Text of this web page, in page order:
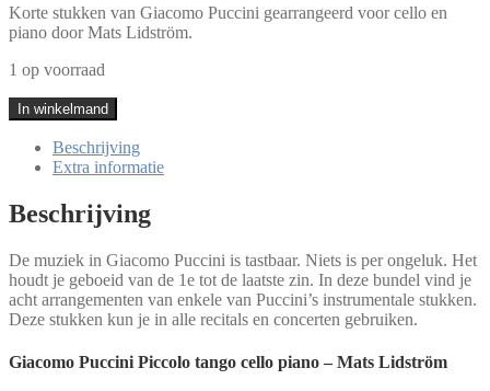
Korte stukken van Giacomo Puccini gearrangeerd voor cello en
piano door Mats Lidström.
1 op voorraad
Giacomo
Puccini
Piccolo
tango
piano
-
Lidström
aantal
In winkelmand
Beschrijving
Extra informatie
Beschrijving
De muziek in Giacomo Puccini is tastbaar. Niets is per ongeluk. Het
houdt je geboeid van de 1e tot de laatste zin. In deze bundel vind je
acht arrangementen van enkele van Puccini’s instrumentale stukken.
Deze stukken kun je in alle recitals en concerten gebruiken.
Giacomo Puccini Piccolo tango cello piano – Mats Lidström